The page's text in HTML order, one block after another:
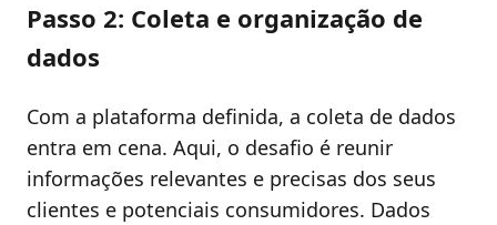
Passo 2: Coleta e organização de
dados
Com a plataforma definida, a coleta de dados
entra em cena. Aqui, o desafio é reunir
informações relevantes e precisas dos seus
clientes e potenciais consumidores. Dados